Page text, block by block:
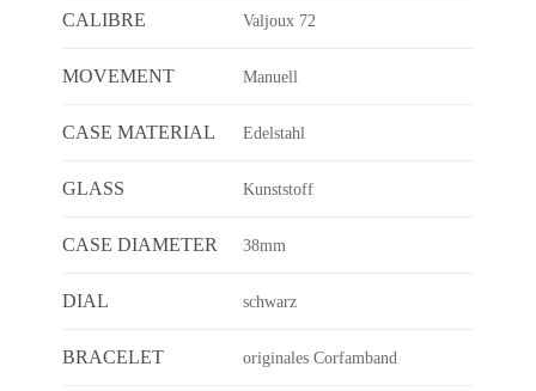
CALIBRE Valjoux 72
MOVEMENT Manuell
CASE MATERIAL Edelstahl
GLASS Kunststoff
CASE DIAMETER 38mm
DIAL schwarz
BRACELET originales Corfamband